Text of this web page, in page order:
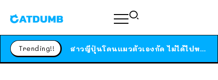
Trending!! ได้เวลาเด็กหนวดรวมตัว RF Online Next เปิดให้เล่นแล้ว เกม Sci-Fi MMORPG ระดับตำนาน เล่นได้ทั้งมือถือและ PC